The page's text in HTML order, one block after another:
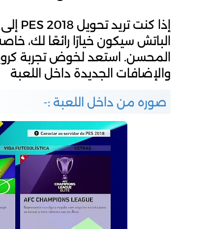
الباتش سيكون خيارًا رائعًا لك،
المحسن. استعد لخوض تجربة
والإضافات الجديدة داخل اللعبة
صوره من داخل اللعبة :-